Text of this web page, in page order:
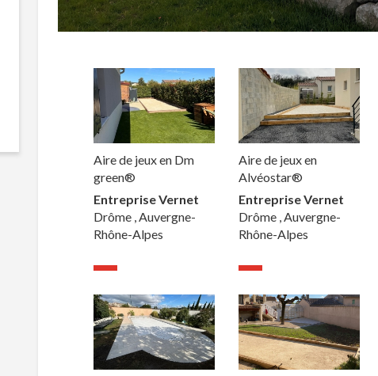
Aire de jeux en Dm
green®
Entreprise Vernet
Drôme , Auvergne-
Rhône-Alpes
Aire de jeux en
Alvéostar®
Entreprise Vernet
Drôme , Auvergne-
Rhône-Alpes